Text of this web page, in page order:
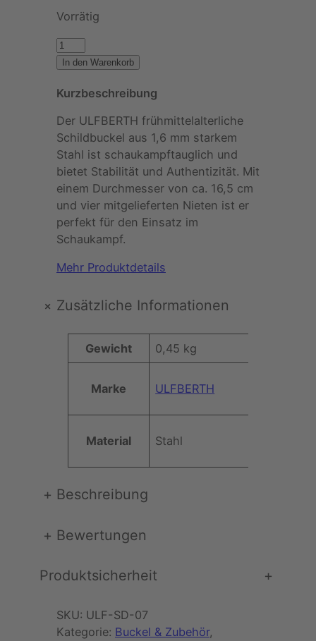
Vorrätig
U
B
R
T
H
–
F
r
ü
h
m
t
t
h
r
l
d
In den Warenkorb
Kurzbeschreibung
Der ULFBERTH frühmittelalterliche
Schildbuckel aus 1,6 mm starkem
Stahl ist schaukampftauglich und
bietet Stabilität und Authentizität. Mit
einem Durchmesser von ca. 16,5 cm
und vier mitgelieferten Nieten ist er
perfekt für den Einsatz im
Schaukampf.
Mehr Produktdetails
+Zusätzliche Informationen
t
b
e
W
Gewicht 0,45 kg
Marke ULFBERTH
Material Stahl
+ Beschreibung
+ Bewertungen
Produktsicherheit +
SKU: ULF-SD-07
Kategorie: Buckel & Zubehör